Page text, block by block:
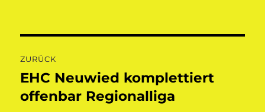
ZURÜCK
Vorheriger
Beitrag:
EHC Neuwied komplettiert
offenbar Regionalliga